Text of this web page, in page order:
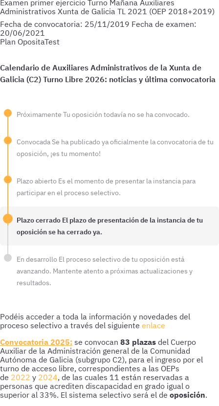
Examen primer ejercicio Turno Mañana Auxiliares
Administrativos Xunta de Galicia TL 2021 (OEP 2018+2019)
Fecha de convocatoria: 25/11/2019 Fecha de examen:
20/06/2021
Plan OpositaTest
Próximamente Tu oposición todavía no se ha convocado.
Convocada Se ha publicado ya oficialmente la convocatoria de tu
oposición, ¡es tu momento!
Plazo abierto Es el momento de presentar la instancia para
participar en el proceso selectivo.
Plazo cerrado El plazo de presentación de la instancia de tu
oposición se ha cerrado ya.
En desarrollo El proceso selectivo de tu oposición está
avanzando. Mantente atento a próximas actualizaciones y
resultados.
Podéis acceder a toda la información y novedades del
proceso selectivo a través del siguiente enlace
Convocatoria 2025: se convocan 83 plazas del Cuerpo
Auxiliar de la Administración general de la Comunidad
Autónoma de Galicia (subgrupo C2), para el ingreso por el
turno de acceso libre, correspondientes a las OEPs
de 2022 y 2024, de las cuales 11 están reservadas a
personas que acrediten discapacidad en grado igual o
superior al 33%. El sistema selectivo será el de oposición.